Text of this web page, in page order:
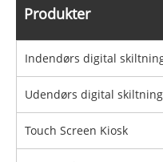
Produkter
Indendørs digital
Udendørs digital skiltning
Touch Screen Kiosk